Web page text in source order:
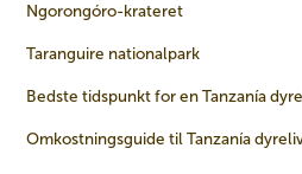
Ngorongóro-krateret
Taranguire nationalpark
Bedste tidspunkt for en Tanzanía
Omkostningsguide til Tanzanía